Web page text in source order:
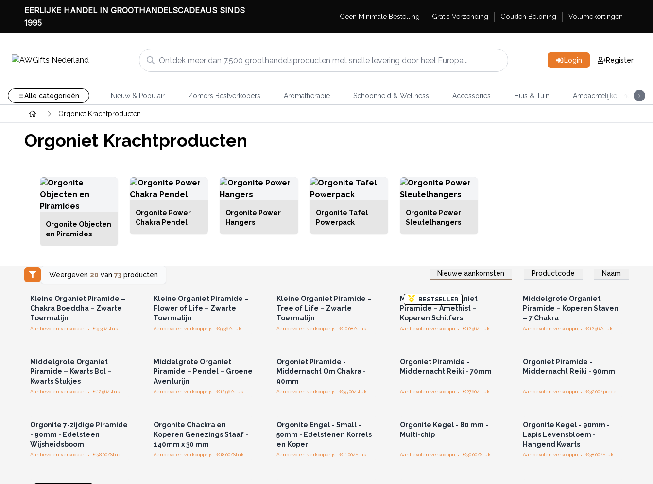
EERLIJKE HANDEL IN GROOTHANDELSCADEAUS SINDS
1995
Geen Minimale Bestelling Gratis Verzending Gouden Beloning Volumekortingen
Login Register
Alle categorieën Nieuw & Populair Zomers Bestverkopers Aromatherapie Schoonheid & Wellness Accessories Huis & Tuin Ambachtelijke Thee
Orgoniet Krachtproducten
Orgoniet Krachtproducten
Orgonite Objecten
en Piramides
Orgonite Power
Chakra Pendel
Orgonite Power
Hangers
Orgonite Tafel
Powerpack
Orgonite Power
Sleutelhangers
Weergeven 20 van 73producten Nieuwe aankomsten Productcode Naam
Log in of registreer u voor
groothandelsprijzen.
Kleine Organiet Piramide –
Chakra Boeddha – Zwarte
Toermalijn
Aanbevolen verkoopprijs : €9.36/stuk
Kleine Organiet Piramide –
Flower of Life – Zwarte
Toermalijn
Aanbevolen verkoopprijs : €9.36/stuk
Kleine Organiet Piramide –
Tree of Life – Zwarte
Toermalijn
Aanbevolen verkoopprijs : €10.08/stuk
BESTSELLER
Log in of registreer u voor
groothandelsprijzen.
Middelgrote Organiet
Piramide – Amethist –
Koperen Schilfers
Aanbevolen verkoopprijs : €12.96/stuk
Log in of registreer u voor
groothandelsprijzen.
Middelgrote Organiet
Piramide – Koperen Staven
– 7 Chakra
Aanbevolen verkoopprijs : €12.96/stuk
Middelgrote Organiet
Piramide – Kwarts Bol –
Kwarts Stukjes
Aanbevolen verkoopprijs : €12.96/stuk
Middelgrote Organiet
Piramide – Pendel – Groene
Aventurijn
Aanbevolen verkoopprijs : €12.96/stuk
Orgoniet Piramide -
Middernacht Om Chakra -
90mm
Aanbevolen verkoopprijs : €35.00/stuk
Orgoniet Piramide -
Middernacht Reiki - 70mm
Aanbevolen verkoopprijs : €27.60/stuk
Orgoniet Piramide -
Middernacht Reiki - 90mm
Aanbevolen verkoopprijs : €32.00/piece
Orgonite 7-zijdige Piramide
- 90mm - Edelsteen
Wijsheidsboom
Aanbevolen verkoopprijs : €38.00/Stuk
Orgonite Chackra en
Koperen Genezings Staaf -
140mm x 30 mm
Aanbevolen verkoopprijs : €18.00/Stuk
Orgonite Engel - Small -
50mm - Edelstenen Korrels
en Koper
Aanbevolen verkoopprijs : €11.00/Stuk
Orgonite Kegel - 80 mm -
Multi-chip
Aanbevolen verkoopprijs : €30.00/Stuk
Orgonite Kegel - 90mm -
Lapis Levensbloem -
Hangend Kwarts
Aanbevolen verkoopprijs : €38.00/Stuk